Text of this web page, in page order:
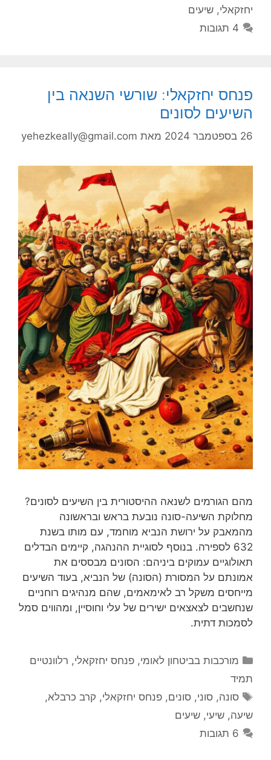
יחזקאלי, שיעים
4 תגובות
פנחס יחזקאלי: שורשי השנאה בין
השיעים לסונים
26 בספטמבר 2024 מאת yehezkeally@gmail.com
מהם הגורמים לשנאה ההיסטורית בין השיעים לסונים?
מחלוקת השיעה-סונה נובעת בראש ובראשונה
מהמאבק על ירושת הנביא מוחמד, עם מותו בשנת
632 לספירה. בנוסף לסוגיית ההנהגה, קיימים הבדלים
תאולוגיים עמוקים ביניהם: הסונים מבססים את
אמונתם על המסורת (הסונה) של הנביא, בעוד השיעים
מייחסים משקל רב לאימאמים, שהם מנהיגים רוחניים
שנחשבים לצאצאים ישירים של עלי וחוסיין, ומהווים סמל
לסמכות דתית.
קטגוריות
מורכבות בביטחון לאומי,פנחס יחזקאלי, רלוונטיים
תמיד
תגיות
סונה,סוני,סונים,פנחס יחזקאלי, קרב כרבלא,
שיעה, שיעי, שיעים
6 תגובות